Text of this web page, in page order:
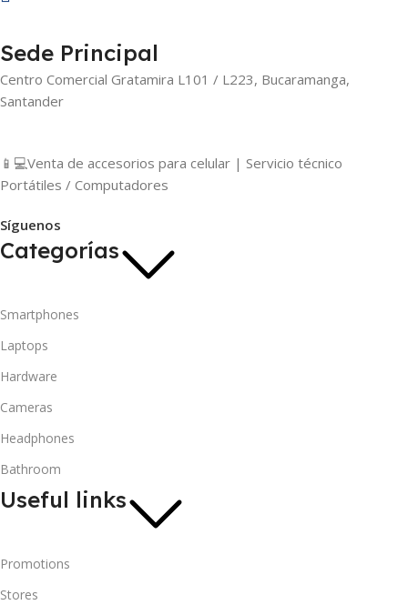
Sede Principal
Centro Comercial Gratamira L101 / L223, Bucaramanga,
Santander
📱💻Venta de accesorios para celular | Servicio técnico
Portátiles / Computadores
Síguenos
Categorías
Smartphones
Laptops
Hardware
Cameras
Headphones
Bathroom
Useful links
Promotions
Stores